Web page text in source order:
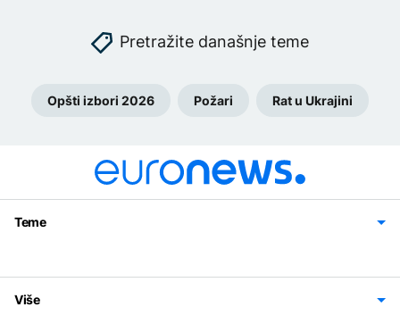
Pretražite današnje teme
Opšti izbori 2026 Požari Rat u Ukrajini
Teme
Svijet
Sport
Magazin
Više